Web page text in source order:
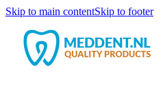
Skip to main contentSkip to footer